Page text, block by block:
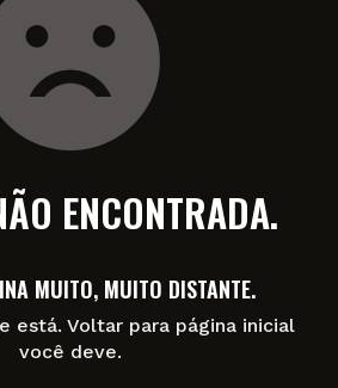
ENCONTRADA.
MUITO, MUITO DISTANTE.
está. Voltar para página inicial
você deve.